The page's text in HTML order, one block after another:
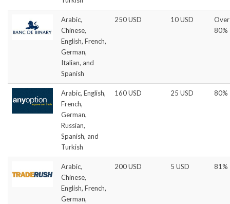
Arabic,
Chinese,
English, French,
German,
Italian, and
Spanish
250 USD 10 USD
Over
80%
Arabic, English,
French,
German,
Russian,
Spanish, and
Turkish
160 USD 25 USD 80%
Arabic,
Chinese,
English, French,
German,
200 USD 5 USD 81%